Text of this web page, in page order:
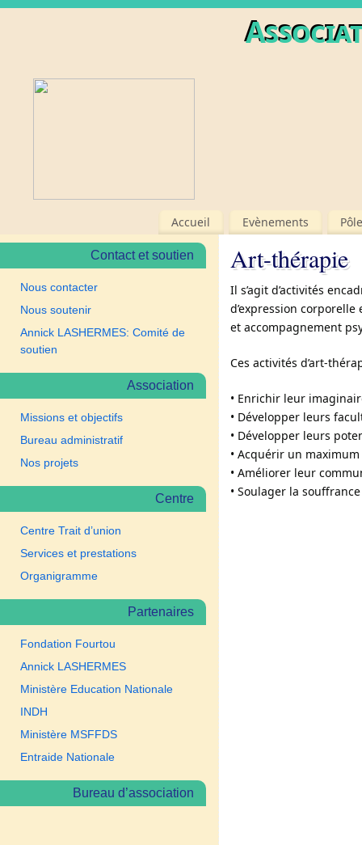
Accueil Evènements
Art-thérapie
Il s’agit d’activités
d’expression
et accompagnement
Ces activités d’art-
• Enrichir leur
• Développer leurs
• Développer leurs
• Acquérir un maximum
• Améliorer leur
• Soulager la
Contact et soutien
Nous contacter
Nous soutenir
Annick LASHERMES: Comité de
soutien
Association
Missions et objectifs
Bureau administratif
Nos projets
Centre
Centre Trait d’union
Services et prestations
Organigramme
Partenaires
Fondation Fourtou
Annick LASHERMES
Ministère Education Nationale
INDH
Ministère MSFFDS
Entraide Nationale
Bureau d’association